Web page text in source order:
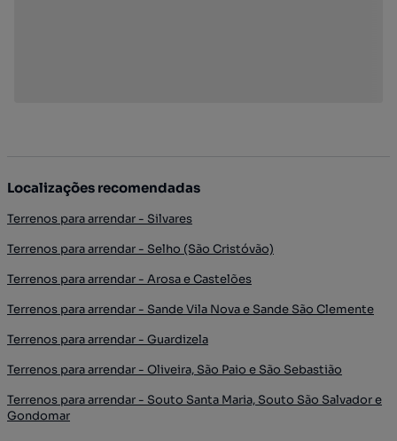
Localizações recomendadas
Terrenos para arrendar - Silvares
Terrenos para arrendar - Selho (São Cristóvão)
Terrenos para arrendar - Arosa e Castelões
Terrenos para arrendar - Sande Vila Nova e Sande São Clemente
Terrenos para arrendar - Guardizela
Terrenos para arrendar - Oliveira, São Paio e São Sebastião
Terrenos para arrendar - Souto Santa Maria, Souto São Salvador e
Gondomar